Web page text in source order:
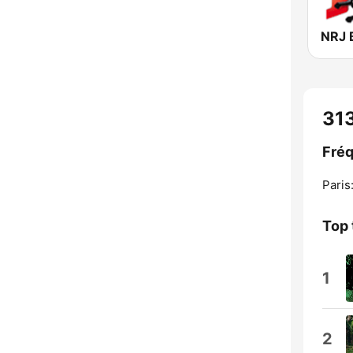
NRJ
Paris:
Top
1
2